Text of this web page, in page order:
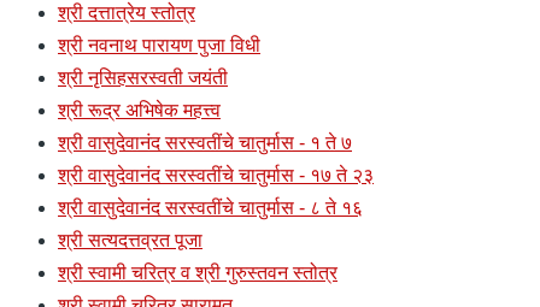
श्री दत्तात्रेय स्तोत्र
श्री नवनाथ पारायण पुजा विधी
श्री नृसिहसरस्वती जयंती
श्री रूद्र अभिषेक महत्त्व
श्री वासुदेवानंद सरस्वतींचे चातुर्मास - १ ते ७
श्री वासुदेवानंद सरस्वतींचे चातुर्मास - १७ ते २३
श्री वासुदेवानंद सरस्वतींचे चातुर्मास - ८ ते १६
श्री सत्यदत्तव्रत पूजा
श्री स्वामी चरित्र व श्री गुरुस्तवन स्तोत्र